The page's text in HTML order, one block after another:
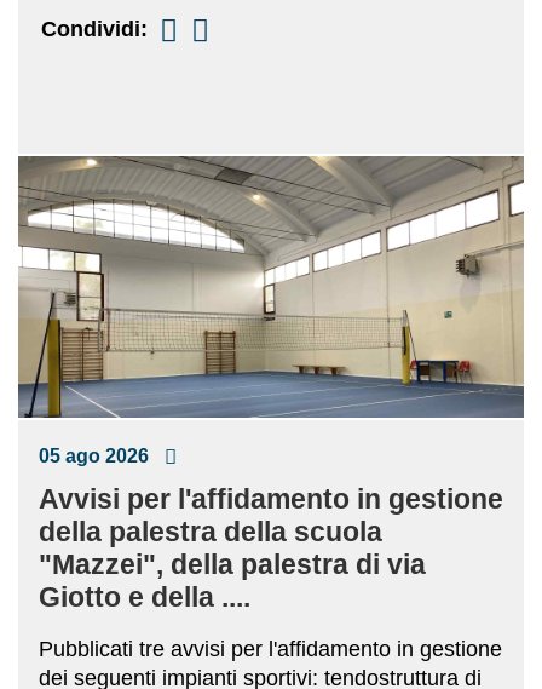
Condividi:
05 ago 2026
Avvisi per l'affidamento in gestione
della palestra della scuola
"Mazzei", della palestra di via
Giotto e della ....
Pubblicati tre avvisi per l'affidamento in gestione
dei seguenti impianti sportivi: tendostruttura di